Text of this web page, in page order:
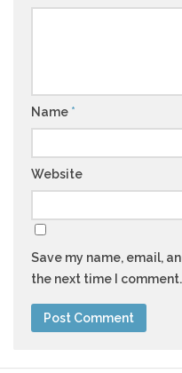
Name *
Website
Save my name, email,
the next time I comment.